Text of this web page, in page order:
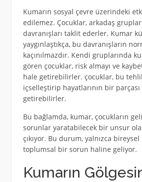
Kumarın sosyal çevre üzerindeki
edilemez. Çocuklar, arkadaş
davranışları taklit ederler. Kumar
yaygınlaştıkça, bu davranışların
kaçınılmazdır. Kendi gruplarında
gören çocuklar, risk almayı ve
hale getirebilirler. çocuklar, bu
içselleştirip hayatlarının bir
getirebilirler.
Bu bağlamda, kumar, çocukların
sorunlar yaratabilecek bir unsur
çıkıyor. Bu durum, yalnızca
toplumsal bir sorun haline geliyor.
Kumarın